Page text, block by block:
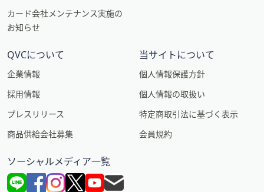
カード会社メンテナンス実施の
お知らせ
QVCについて
企業情報
採用情報
プレスリリース
商品供給会社募集
当サイトについて
個人情報保護方針
個人情報の取扱い
特定商取引法に基づく表示
会員規約
ソーシャルメディア一覧